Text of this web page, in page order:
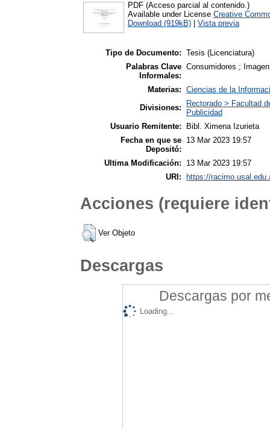
PDF (Acceso parcial al contenido.)
Available under License Creative
Download (919kB)
Vista previa
Tipo de Documento: Tesis (Licenciatura)
Palabras Clave
Informales:
Consumidores ;
Materias: Ciencias de la
Divisiones:
Rectorado > Facultad
Publicidad
Usuario Remitente:
Bibl. Ximena Izurieta
Fecha en que se
Depositó:
13 Mar 2023 19:57
Ultima Modificación:
13 Mar 2023 19:57
URI:
https://
Acciones (requiere
Ver Objeto
Descargas
Descargas por
Loading...